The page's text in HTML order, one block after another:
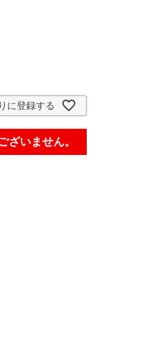
に登録する
ざいません。